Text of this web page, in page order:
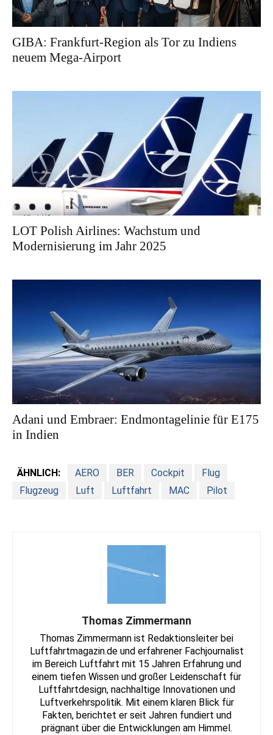
GIBA: Frankfurt-Region als Tor zu Indiens
neuem Mega-Airport
LOT Polish Airlines: Wachstum und
Modernisierung im Jahr 2025
Adani und Embraer: Endmontagelinie für E175
in Indien
ÄHNLICH: AERO BER Cockpit
Flug
Flugzeug
Luft Luftfahrt MAC Pilot
Thomas Zimmermann
Thomas Zimmermann ist Redaktionsleiter bei
Luftfahrtmagazin.de und erfahrener Fachjournalist
im Bereich Luftfahrt mit 15 Jahren Erfahrung und
einem tiefen Wissen und großer Leidenschaft für
Luftfahrtdesign, nachhaltige Innovationen und
Luftverkehrspolitik. Mit einem klaren Blick für
Fakten, berichtet er seit Jahren fundiert und
prägnant über die Entwicklungen am Himmel.